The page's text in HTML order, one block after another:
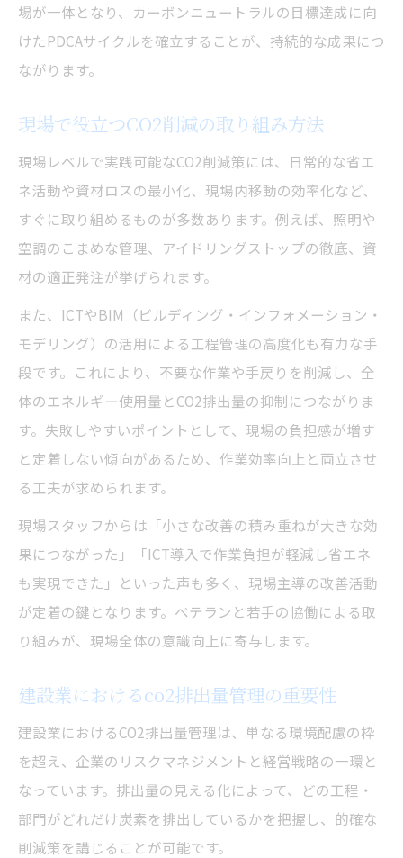
場が一体となり、カーボンニュートラルの目標達成に向
けたPDCAサイクルを確立することが、持続的な成果につ
ながります。
現場で役立つCO2削減の取り組み方法
現場レベルで実践可能なCO2削減策には、日常的な省エ
ネ活動や資材ロスの最小化、現場内移動の効率化など、
すぐに取り組めるものが多数あります。例えば、照明や
空調のこまめな管理、アイドリングストップの徹底、資
材の適正発注が挙げられます。
また、ICTやBIM（ビルディング・インフォメーション・
モデリング）の活用による工程管理の高度化も有力な手
段です。これにより、不要な作業や手戻りを削減し、全
体のエネルギー使用量とCO2排出量の抑制につながりま
す。失敗しやすいポイントとして、現場の負担感が増す
と定着しない傾向があるため、作業効率向上と両立させ
る工夫が求められます。
現場スタッフからは「小さな改善の積み重ねが大きな効
果につながった」「ICT導入で作業負担が軽減し省エネ
も実現できた」といった声も多く、現場主導の改善活動
が定着の鍵となります。ベテランと若手の協働による取
り組みが、現場全体の意識向上に寄与します。
建設業におけるco2排出量管理の重要性
建設業におけるCO2排出量管理は、単なる環境配慮の枠
を超え、企業のリスクマネジメントと経営戦略の一環と
なっています。排出量の見える化によって、どの工程・
部門がどれだけ炭素を排出しているかを把握し、的確な
削減策を講じることが可能です。